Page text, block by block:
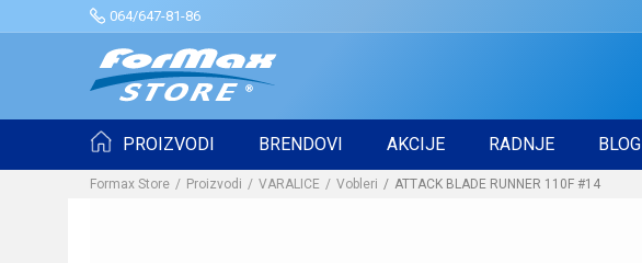
064/647-81-86
PROIZVODI BRENDOVI AKCIJE RADNJE BLOG
Formax Store Proizvodi VARALICE Vobleri ATTACK BLADE RUNNER 110F #14